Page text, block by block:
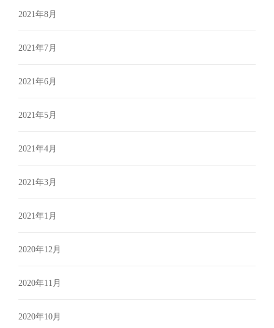
2021年8月
2021年7月
2021年6月
2021年5月
2021年4月
2021年3月
2021年1月
2020年12月
2020年11月
2020年10月